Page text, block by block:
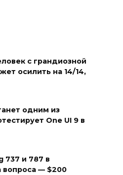
с грандиозной
осилить на 14/14,
одним из
One UI 9 в
737 и 787 в
вопроса — $200